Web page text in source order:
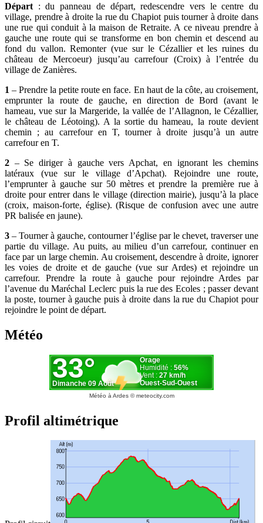
Départ : du panneau de départ, redescendre vers le centre du
village, prendre à droite la rue du Chapiot puis tourner à droite dans
une rue qui conduit à la maison de Retraite. A ce niveau prendre à
gauche une route qui se transforme en bon chemin et descend au
fond du vallon. Remonter (vue sur le Cézallier et les ruines du
château de Mercoeur) jusqu’au carrefour (Croix) à l’entrée du
village de Zanières.
1 – Prendre la petite route en face. En haut de la côte, au croisement,
emprunter la route de gauche, en direction de Bord (avant le
hameau, vue sur la Margeride, la vallée de l’Allagnon, le Cézallier,
le château de Léotoing). A la sortie du hameau, la route devient
chemin ; au carrefour en T, tourner à droite jusqu’à un autre
carrefour en T.
2 – Se diriger à gauche vers Apchat, en ignorant les chemins
latéraux (vue sur le village d’Apchat). Rejoindre une route,
l’emprunter à gauche sur 50 mètres et prendre la première rue à
droite pour entrer dans le village (direction mairie), jusqu’à la place
(croix, maison-forte, église). (Risque de confusion avec une autre
PR balisée en jaune).
3 – Tourner à gauche, contourner l’église par le chevet, traverser une
partie du village. Au puits, au milieu d’un carrefour, continuer en
face par un large chemin. Au croisement, descendre à droite, ignorer
les voies de droite et de gauche (vue sur Ardes) et rejoindre un
carrefour. Prendre la route à gauche pour rejoindre Ardes par
l’avenue du Maréchal Leclerc puis la rue des Ecoles ; passer devant
la poste, tourner à gauche puis à droite dans la rue du Chapiot pour
rejoindre le point de départ.
Météo
Météo à Ardes© meteocity.com
Profil altimétrique